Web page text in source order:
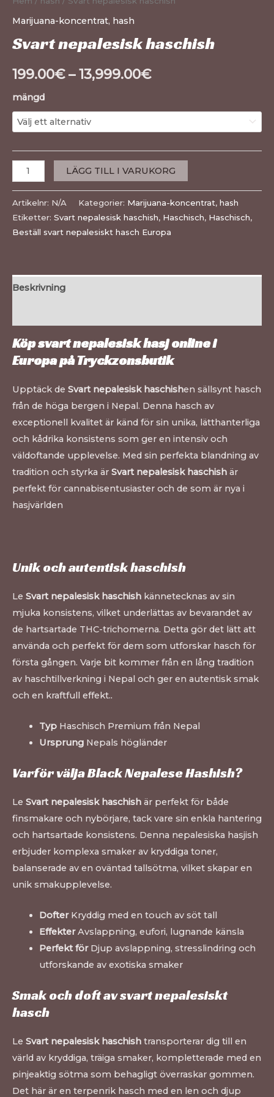
Marijuana-koncentrat, hash
Svart nepalesisk haschish
199.00€–13,999.00€
mängd
LÄGG TILL I VARUKORG
Artikelnr: N/A Kategorier: Marijuana-koncentrat, hash
Etiketter: Svart nepalesisk haschish, Haschisch, Haschisch,
Beställ svart nepalesiskt hasch Europa
Beskrivning
Köp svart nepalesisk hasj online i
Europa påTryckzonsbutik
Upptäck de Svart nepalesisk haschishen sällsynt hasch
från de höga bergen i Nepal. Denna hasch av
exceptionell kvalitet är känd för sin unika, lätthanterliga
och kådrika konsistens som ger en intensiv och
väldoftande upplevelse. Med sin perfekta blandning av
tradition och styrka är Svart nepalesisk haschish är
perfekt för cannabisentusiaster och de som är nya i
hasjvärlden
Unik och autentisk haschish
Le Svart nepalesisk haschish kännetecknas av sin
mjuka konsistens, vilket underlättas av bevarandet av
de hartsartade THC-trichomerna. Detta gör det lätt att
använda och perfekt för dem som utforskar hasch för
första gången. Varje bit kommer från en lång tradition
av haschtillverkning i Nepal och ger en autentisk smak
och en kraftfull effekt..
TypHaschisch Premium från Nepal
UrsprungNepals högländer
Varför välja Black Nepalese Hashish?
Le Svart nepalesisk haschish är perfekt för både
finsmakare och nybörjare, tack vare sin enkla hantering
och hartsartade konsistens. Denna nepalesiska hasjish
erbjuder komplexa smaker av kryddiga toner,
balanserade av en oväntad tallsötma, vilket skapar en
unik smakupplevelse.
DofterKryddig med en touch av söt tall
EffekterAvslappning, eufori, lugnande känsla
Perfekt förDjup avslappning, stresslindring och
utforskande av exotiska smaker
Smak och doft av svart nepalesiskt
hasch
Le Svart nepalesisk haschish transporterar dig till en
värld av kryddiga, träiga smaker, kompletterade med en
pinjeaktig sötma som behagligt överraskar gommen.
Det här är en terpenrik hasch med en len och djup